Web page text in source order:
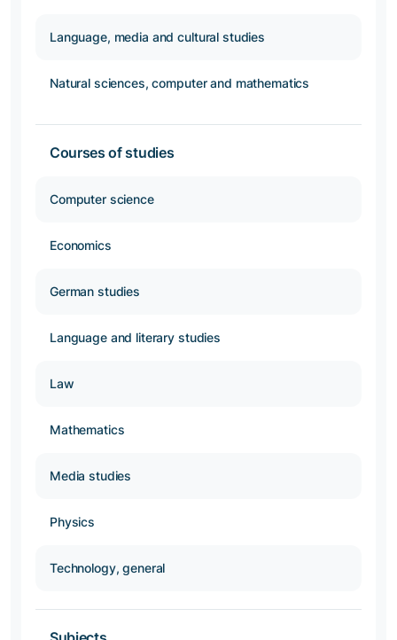
Language, media and cultural studies
Natural sciences, computer and mathematics
Courses of studies
Computer science
Economics
German studies
Language and literary studies
Law
Mathematics
Media studies
Physics
Technology, general